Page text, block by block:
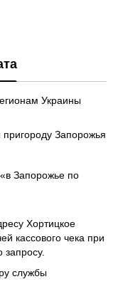
Украины
Запорожья
Запорожье по
Хортицкое
кассового чека при
службы